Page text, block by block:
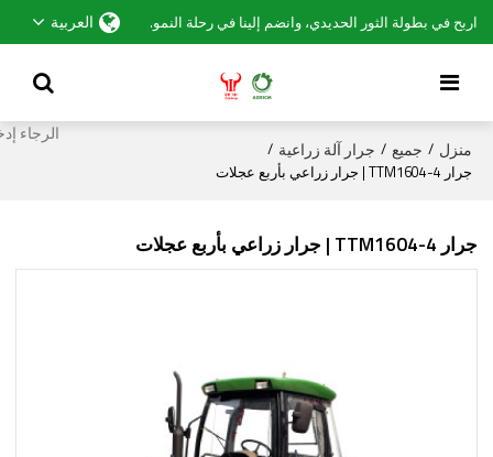
اربح في بطولة الثور الحديدي، وانضم إلينا في رحلة النمو. العربية
منزل / جميع / جرار آلة زراعية /
جرار TTM1604-4 | جرار زراعي بأربع عجلات
جرار TTM1604-4 | جرار زراعي بأربع عجلات